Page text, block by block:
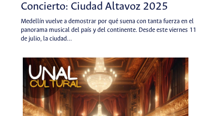
Concierto: Ciudad Altavoz 2025
Medellín vuelve a demostrar por qué suena con tanta fuerza en el
panorama musical del país y del continente. Desde este viernes 11
de julio, la ciudad…